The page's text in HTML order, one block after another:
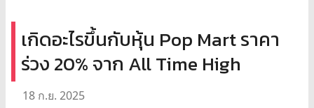
เกิดอะไรขึ้นกับหุ้น Pop Mart ราคา
ร่วง 20% จาก All Time High
18 ก.ย. 2025